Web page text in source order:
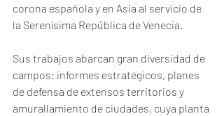
corona española y en Asia al servicio de
la Serenísima República de Venecia.
Sus trabajos abarcan gran diversidad de
campos: informes estratégicos, planes
de defensa de extensos territorios y
amurallamiento de ciudades, cuya planta